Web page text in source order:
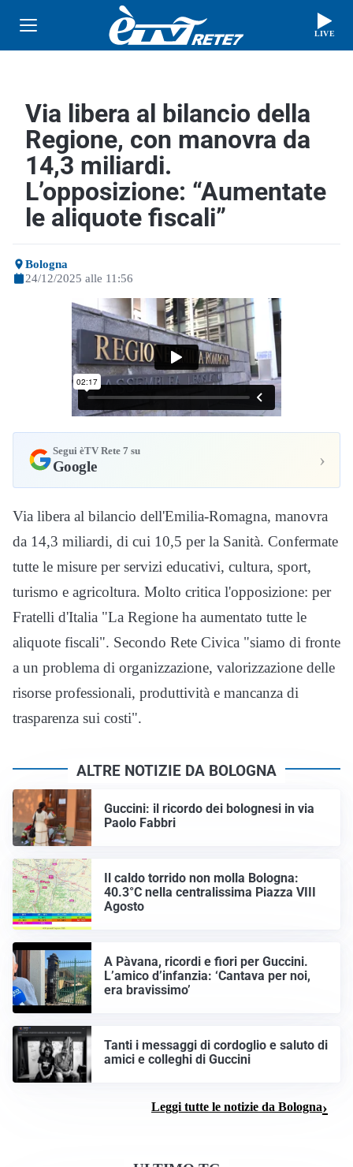
LIVE
Via libera al bilancio della
Regione, con manovra da
14,3 miliardi.
L’opposizione: “Aumentate
le aliquote fiscali”
Bologna
24/12/2025 alle 11:56
Segui èTV Rete 7 su
Google ›
Via libera al bilancio dell'Emilia-Romagna, manovra
da 14,3 miliardi, di cui 10,5 per la Sanità. Confermate
tutte le misure per servizi educativi, cultura, sport,
turismo e agricoltura. Molto critica l'opposizione: per
Fratelli d'Italia "La Regione ha aumentato tutte le
aliquote fiscali". Secondo Rete Civica "siamo di fronte
a un problema di organizzazione, valorizzazione delle
risorse professionali, produttività e mancanza di
trasparenza sui costi".
ALTRE NOTIZIE DA BOLOGNA
Guccini: il ricordo dei bolognesi in via
Paolo Fabbri
Il caldo torrido non molla Bologna:
40.3°C nella centralissima Piazza VIII
Agosto
A Pàvana, ricordi e fiori per Guccini.
L’amico d’infanzia: ‘Cantava per noi,
era bravissimo’
Tanti i messaggi di cordoglio e saluto di
amici e colleghi di Guccini
Leggi tutte le notizie da Bologna